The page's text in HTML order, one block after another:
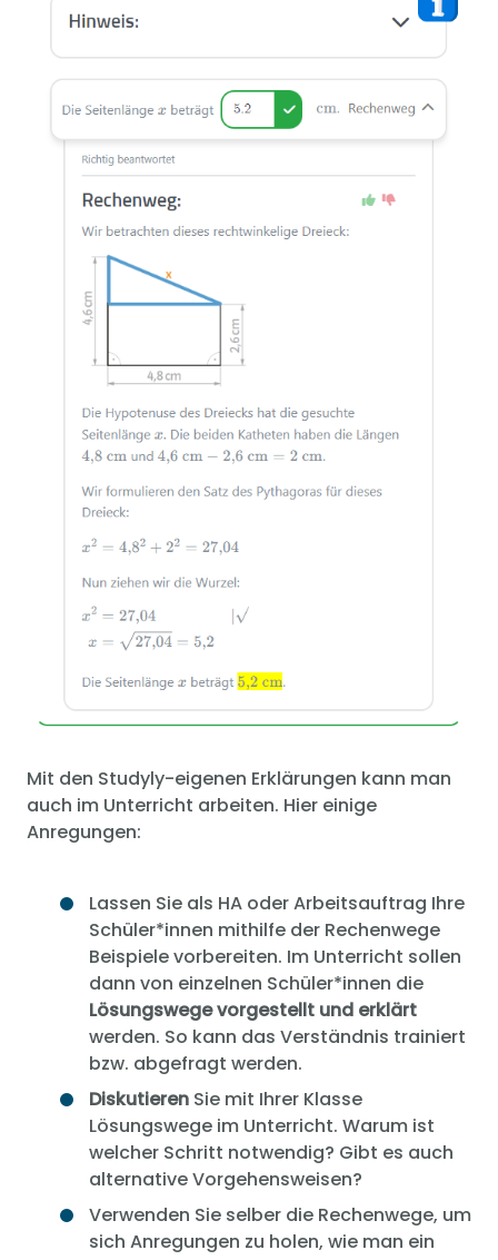
Mit den Studyly-eigenen Erklärungen kann man
auch im Unterricht arbeiten. Hier einige
Anregungen:
Lassen Sie als HA oder Arbeitsauftrag Ihre
Schüler*innen mithilfe der Rechenwege
Beispiele vorbereiten. Im Unterricht sollen
dann von einzelnen Schüler*innen die
Lösungswege vorgestellt und erklärt
werden. So kann das Verständnis trainiert
bzw. abgefragt werden.
Diskutieren Sie mit Ihrer Klasse
Lösungswege im Unterricht. Warum ist
welcher Schritt notwendig? Gibt es auch
alternative Vorgehensweisen?
Verwenden Sie selber die Rechenwege, um
sich Anregungen zu holen, wie man ein